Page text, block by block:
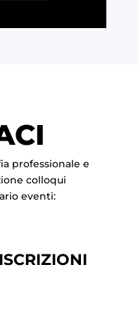
professionale e
colloqui
eventi: